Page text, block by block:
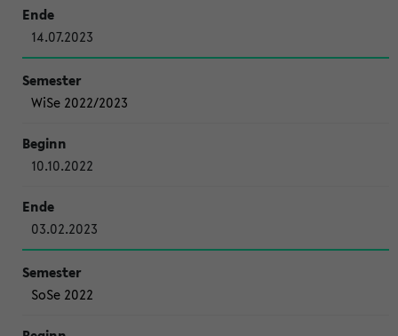
14.07.2023
WiSe 2022/2023
10.10.2022
03.02.2023
SoSe 2022